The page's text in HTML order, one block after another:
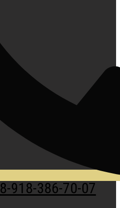
8-918-386-70-07